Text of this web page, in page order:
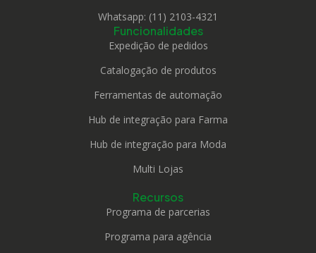
Whatsapp: (11) 2103-4321
Funcionalidades
Expedição de pedidos
Catalogação de produtos
Ferramentas de automação
Hub de integração para Farma
Hub de integração para Moda
Multi Lojas
Recursos
Programa de parcerias
Programa para agência